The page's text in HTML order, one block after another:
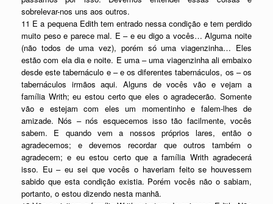
sobrelevar-nos uns aos outros.
11 E a pequena Edith tem entrado nessa condição e tem perdido
muito peso e parece mal. E – e eu digo a vocês… Alguma noite
(não todos de uma vez), porém só uma viagenzinha… Eles
estão com ela dia e noite. E uma – uma viagenzinha ali embaixo
desde este tabernáculo e – e os diferentes tabernáculos, os – os
tabernáculos irmãos aqui. Alguns de vocês vão e vejam a
família Writh; eu estou certo que eles o agradecerão. Somente
vão e estejam com eles um momentinho e falem-lhes de
amizade. Nós – nós esquecemos isso tão facilmente, vocês
sabem. E quando vem a nossos próprios lares, então o
agradecemos; e devemos recordar que outros também o
agradecem; e eu estou certo que a família Writh agradecerá
isso. Eu – eu sei que vocês o haveriam feito se houvessem
sabido que esta condição existia. Porém vocês não o sabiam,
portanto, o estou dizendo nesta manhã.